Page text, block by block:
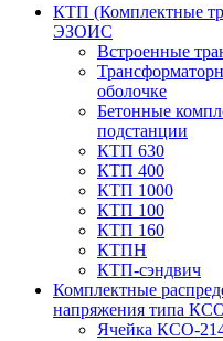
КТП (Комплектные
ЭЗОИС
Встроенные
оболочке
Бетонные
подстанции
КТП 630
КТП 400
КТП 1000
КТП 100
КТП 160
КТПН
КТП-сэндвич
Комплектные
напряжения типа
Ячейка КСО-